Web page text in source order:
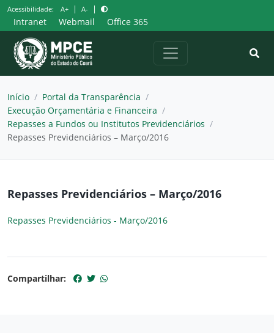
Pular
para
o
conteúdo
Acessibilidade: A+ | A- |
Intranet Webmail Office 365
Início / Portal da Transparência /
Execução Orçamentária e Financeira /
Repasses a Fundos ou Institutos Previdenciários /
Repasses Previdenciários – Março/2016
Repasses Previdenciários – Março/2016
Repasses Previdenciários - Março/2016
Compartilhar: